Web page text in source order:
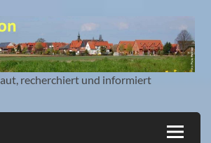
und Blog
recherchiert und informiert